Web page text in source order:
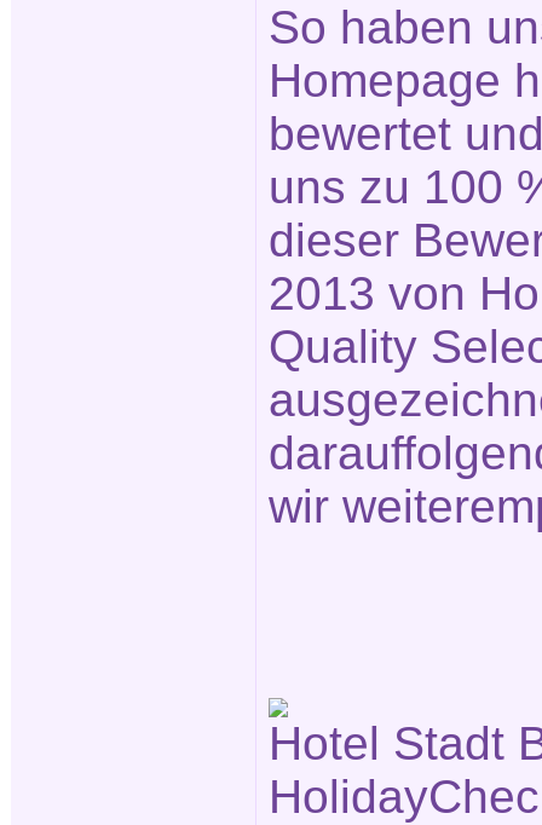
So haben
Homepage
bewertet
uns zu 100
dieser
2013 von
Quality
wir
Hotel Stadt